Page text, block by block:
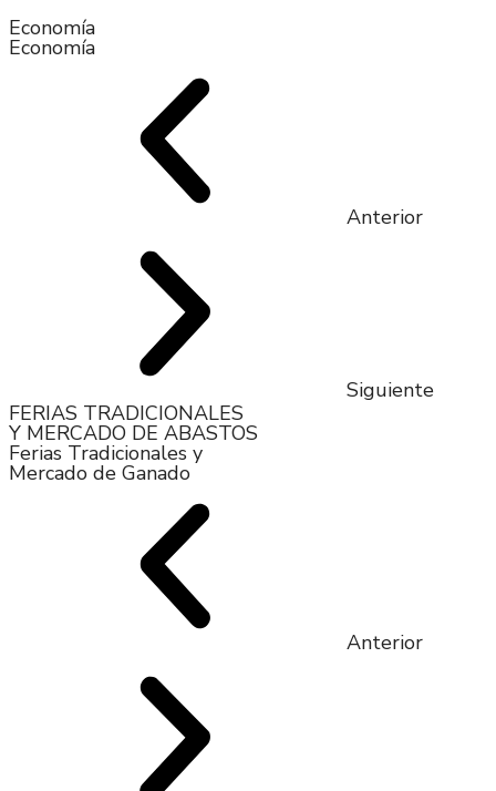
Economía
Economía
Anterior
Siguiente
FERIAS TRADICIONALES
Y MERCADO DE ABASTOS​
Ferias Tradicionales y
Mercado de Ganado
Anterior